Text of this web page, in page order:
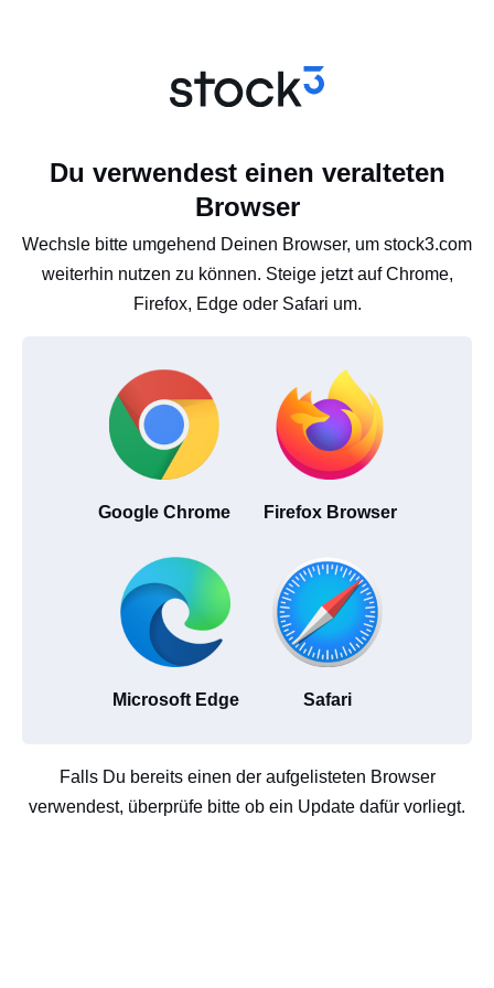
Du verwendest einen veralteten
Browser
Wechsle bitte umgehend Deinen Browser, um stock3.com
weiterhin nutzen zu können. Steige jetzt auf Chrome,
Firefox, Edge oder Safari um.
Google Chrome Firefox Browser
Microsoft Edge Safari
Falls Du bereits einen der aufgelisteten Browser
verwendest, überprüfe bitte ob ein Update dafür vorliegt.